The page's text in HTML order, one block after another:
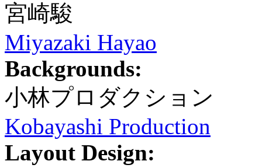
宮崎駿
Miyazaki Hayao
Backgrounds:
小林プロダクション
Kobayashi Production
Layout Design: